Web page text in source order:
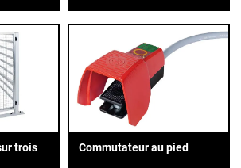
trois
Commutateur au pied